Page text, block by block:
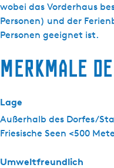
wobei das Vorderhaus
Personen) und der
Personen geeignet ist.
e
b
o
k
j
Merkmale
Lage
Außerhalb des Dorfes/
Friesische Seen <500
Umweltfreundlich